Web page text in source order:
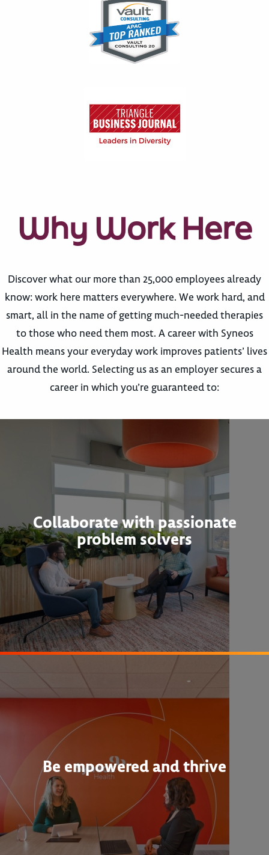
Why Work Here
Discover what our more than 25,000 employees already
know: work here matters everywhere. We work hard, and
smart, all in the name of getting much-needed therapies
to those who need them most. A career with Syneos
Health means your everyday work improves patients’ lives
around the world. Selecting us as an employer secures a
career in which you’re guaranteed to:
Collaborate with passionate
problem solvers
Be empowered and thrive